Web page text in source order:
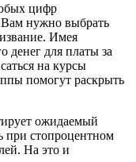
цифр
Вам нужно выбрать
Имея
денег для платы за
на курсы
помогут раскрыть
ожидаемый
при стопроцентном
На это и